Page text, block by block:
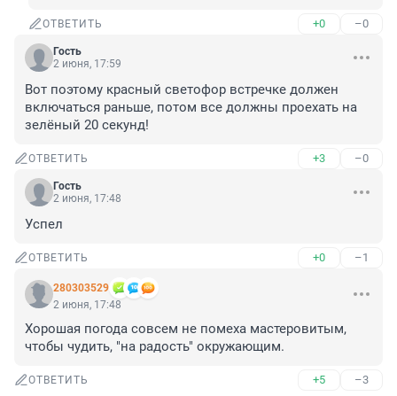
ОТВЕТИТЬ +0 –0
Гость
2 июня, 17:59
Вот поэтому красный светофор встречке должен
включаться раньше, потом все должны проехать на
зелёный 20 секунд!
ОТВЕТИТЬ +3 –0
Гость
2 июня, 17:48
Успел
ОТВЕТИТЬ +0 –1
280303529
2 июня, 17:48
Хорошая погода совсем не помеха мастеровитым,
чтобы чудить, "на радость" окружающим.
ОТВЕТИТЬ +5 –3